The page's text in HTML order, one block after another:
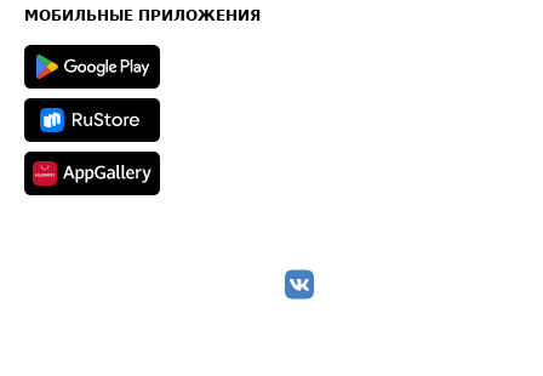
Техническая информация
МОБИЛЬНЫЕ ПРИЛОЖЕНИЯ